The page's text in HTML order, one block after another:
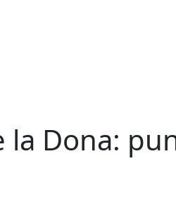
la Dona: